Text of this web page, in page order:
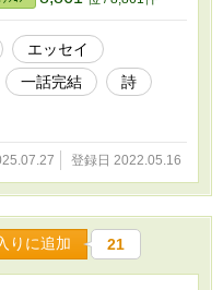
エッセイ
一話完結
詩
登録日 2022.05.16
りに追加 21